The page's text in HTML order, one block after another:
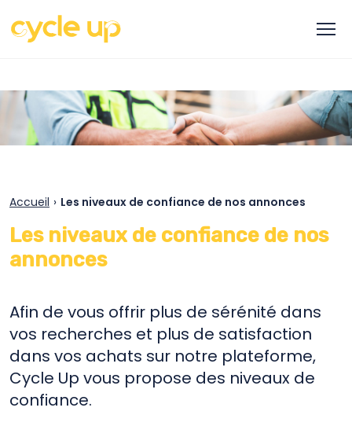
Accueil › Les niveaux de confiance de nos annonces
Les niveaux de confiance de nos
annonces
Afin de vous offrir plus de sérénité dans
vos recherches et plus de satisfaction
dans vos achats sur notre plateforme,
Cycle Up vous propose des niveaux de
confiance.